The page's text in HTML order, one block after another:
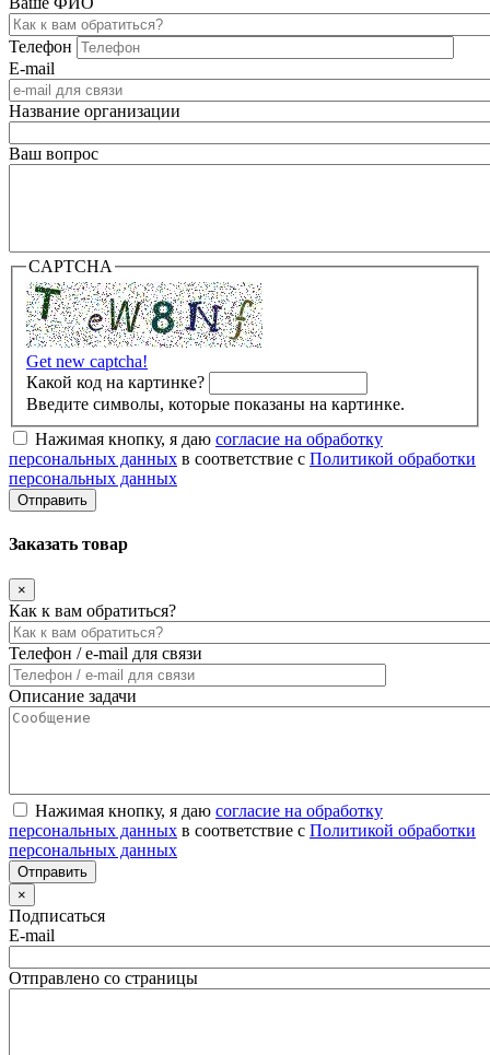
Телефон
E-mail
Название организации
Ваш вопрос
CAPTCHA
Get new captcha!
Какой код на картинке?
Введите символы, которые показаны на картинке.
Нажимая кнопку, я даю согласие на обработку
персональных данных в соответствие с Политикой обработки
персональных данных
Заказать товар
×
Как к вам обратиться?
Телефон / e-mail для связи
Описание задачи
Нажимая кнопку, я даю согласие на обработку
персональных данных в соответствие с Политикой обработки
персональных данных
×
Подписаться
E-mail
Отправлено со страницы